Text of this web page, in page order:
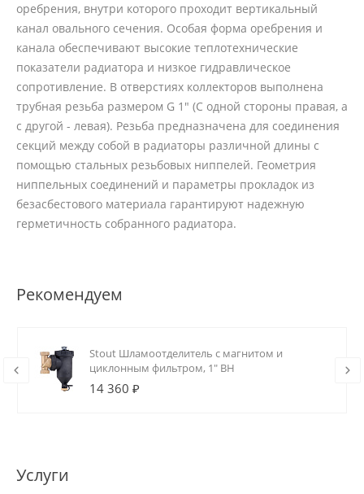
оребрения, внутри которого проходит вертикальный
канал овального сечения. Особая форма оребрения и
канала обеспечивают высокие теплотехнические
показатели радиатора и низкое гидравлическое
сопротивление. В отверстиях коллекторов выполнена
трубная резьба размером G 1" (С одной стороны правая, а
с другой - левая). Резьба предназначена для соединения
секций между собой в радиаторы различной длины с
помощью стальных резьбовых ниппелей. Геометрия
ниппельных соединений и параметры прокладок из
безасбестового материала гарантируют надежную
герметичность собранного радиатора.
Рекомендуем
Stout Шламоотделитель с магнитом и
циклонным фильтром, 1" ВН
14 360 ₽
Услуги